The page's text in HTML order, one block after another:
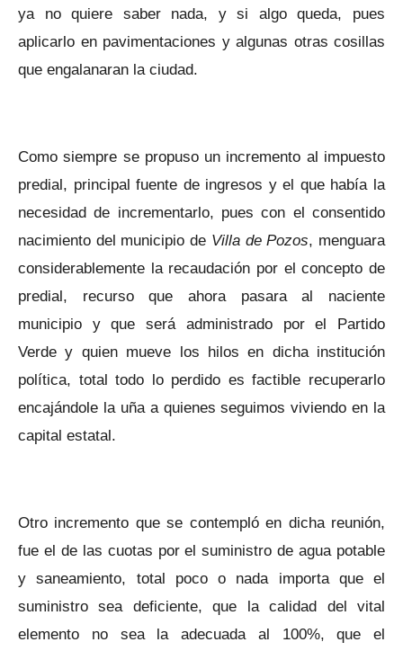
ya no quiere saber nada, y si algo queda, pues
aplicarlo en pavimentaciones y algunas otras cosillas
que engalanaran la ciudad.
Como siempre se propuso un incremento al impuesto
predial, principal fuente de ingresos y el que había la
necesidad de incrementarlo, pues con el consentido
nacimiento del municipio de Villa de Pozos, menguara
considerablemente la recaudación por el concepto de
predial, recurso que ahora pasara al naciente
municipio y que será administrado por el Partido
Verde y quien mueve los hilos en dicha institución
política, total todo lo perdido es factible recuperarlo
encajándole la uña a quienes seguimos viviendo en la
capital estatal.
Otro incremento que se contempló en dicha reunión,
fue el de las cuotas por el suministro de agua potable
y saneamiento, total poco o nada importa que el
suministro sea deficiente, que la calidad del vital
elemento no sea la adecuada al 100%, que el